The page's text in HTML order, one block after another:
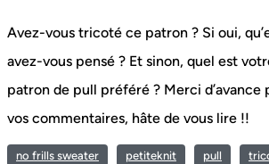
Avez-vous tricoté ce patron ? Si oui,
avez-vous pensé ? Et sinon, quel est
patron de pull préféré ? Merci d’avance
vos commentaires, hâte de vous lire !!
no frills sweater petiteknit pull